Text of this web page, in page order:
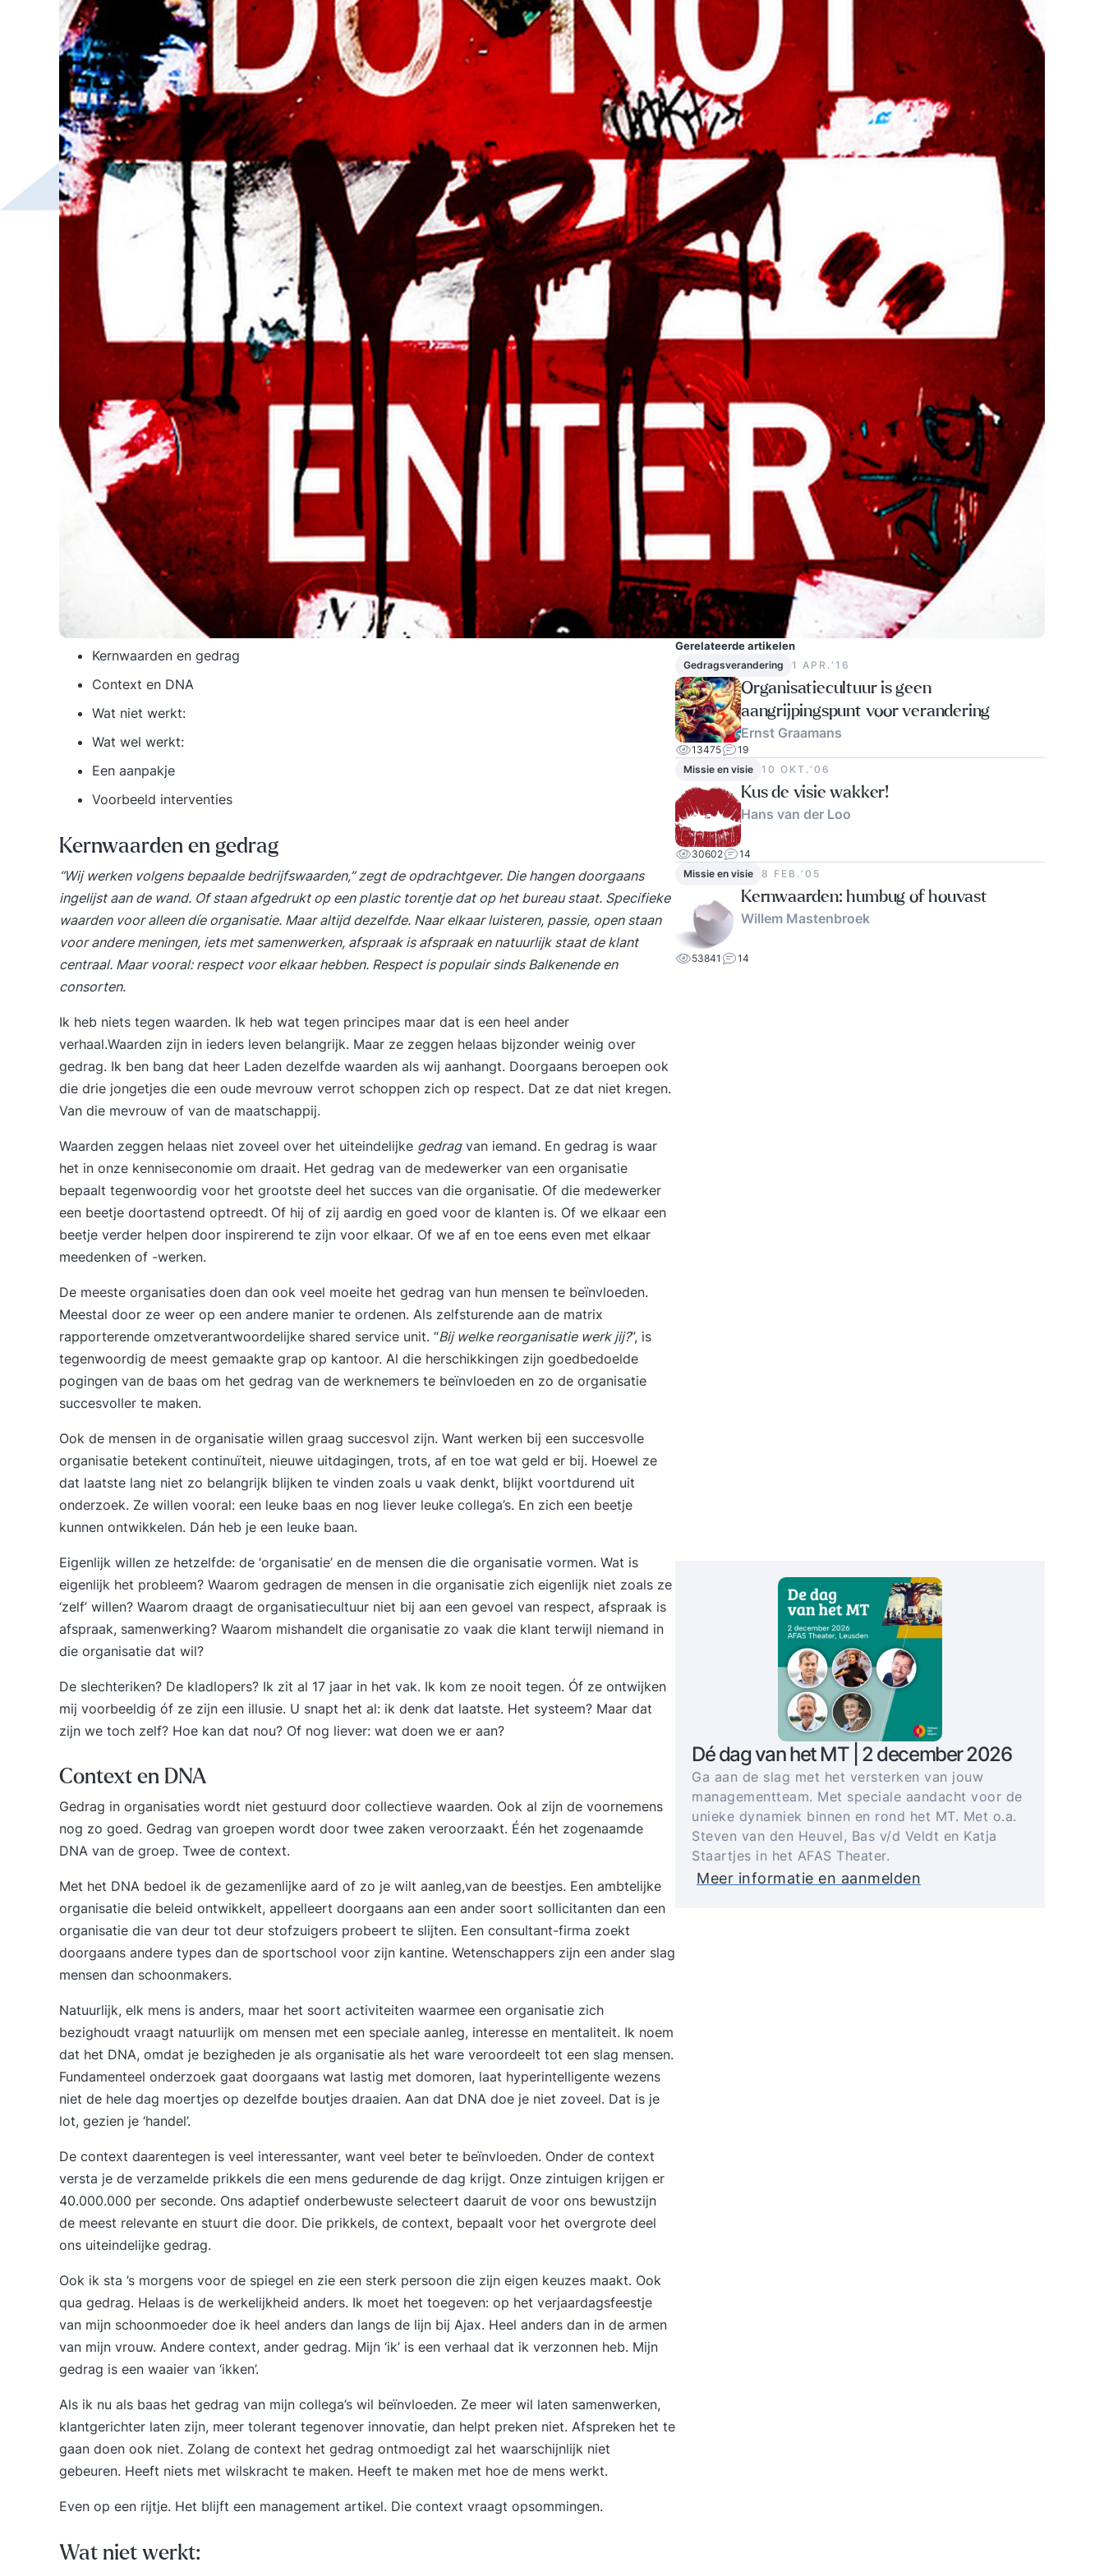
Kernwaarden en gedrag
Context en DNA
Wat niet werkt:
Wat wel werkt:
Een aanpakje
Voorbeeld interventies
Kernwaarden en gedrag
“Wij werken volgens bepaalde bedrijfswaarden,” zegt de opdrachtgever. Die hangen doorgaans
ingelijst aan de wand. Of staan afgedrukt op een plastic torentje dat op het bureau staat. Specifieke
waarden voor alleen díe organisatie. Maar altijd dezelfde. Naar elkaar luisteren, passie, open staan
voor andere meningen, iets met samenwerken, afspraak is afspraak en natuurlijk staat de klant
centraal. Maar vooral: respect voor elkaar hebben. Respect is populair sinds Balkenende en
consorten.
Ik heb niets tegen waarden. Ik heb wat tegen principes maar dat is een heel ander
verhaal.Waarden zijn in ieders leven belangrijk. Maar ze zeggen helaas bijzonder weinig over
gedrag. Ik ben bang dat heer Laden dezelfde waarden als wij aanhangt. Doorgaans beroepen ook
die drie jongetjes die een oude mevrouw verrot schoppen zich op respect. Dat ze dat niet kregen.
Van die mevrouw of van de maatschappij.
Waarden zeggen helaas niet zoveel over het uiteindelijke gedragvan iemand. En gedrag is waar
het in onze kenniseconomie om draait. Het gedrag van de medewerker van een organisatie
bepaalt tegenwoordig voor het grootste deel het succes van die organisatie. Of die medewerker
een beetje doortastend optreedt. Of hij of zij aardig en goed voor de klanten is. Of we elkaar een
beetje verder helpen door inspirerend te zijn voor elkaar. Of we af en toe eens even met elkaar
meedenken of -werken.
De meeste organisaties doen dan ook veel moeite het gedrag van hun mensen te beïnvloeden.
Meestal door ze weer op een andere manier te ordenen. Als zelfsturende aan de matrix
rapporterende omzetverantwoordelijke shared service unit. “Bij welke reorganisatie werk jij?”, is
tegenwoordig de meest gemaakte grap op kantoor. Al die herschikkingen zijn goedbedoelde
pogingen van de baas om het gedrag van de werknemers te beïnvloeden en zo de organisatie
succesvoller te maken.
Ook de mensen in de organisatie willen graag succesvol zijn. Want werken bij een succesvolle
organisatie betekent continuïteit, nieuwe uitdagingen, trots, af en toe wat geld er bij. Hoewel ze
dat laatste lang niet zo belangrijk blijken te vinden zoals u vaak denkt, blijkt voortdurend uit
onderzoek. Ze willen vooral: een leuke baas en nog liever leuke collega’s. En zich een beetje
kunnen ontwikkelen. Dán heb je een leuke baan.
Eigenlijk willen ze hetzelfde: de ‘organisatie’ en de mensen die die organisatie vormen. Wat is
eigenlijk het probleem? Waarom gedragen de mensen in die organisatie zich eigenlijk niet zoals ze
‘zelf’ willen? Waarom draagt de organisatiecultuur niet bij aan een gevoel van respect, afspraak is
afspraak, samenwerking? Waarom mishandelt die organisatie zo vaak die klant terwijl niemand in
die organisatie dat wil?
De slechteriken? De kladlopers? Ik zit al 17 jaar in het vak. Ik kom ze nooit tegen. Óf ze ontwijken
mij voorbeeldig óf ze zijn een illusie. U snapt het al: ik denk dat laatste. Het systeem? Maar dat
zijn we toch zelf? Hoe kan dat nou? Of nog liever: wat doen we er aan?
Context en DNA
Gedrag in organisaties wordt niet gestuurd door collectieve waarden. Ook al zijn de voornemens
nog zo goed. Gedrag van groepen wordt door twee zaken veroorzaakt. Één het zogenaamde
DNA van de groep. Twee de context.
Met het DNA bedoel ik de gezamenlijke aard of zo je wilt aanleg,van de beestjes. Een ambtelijke
organisatie die beleid ontwikkelt, appelleert doorgaans aan een ander soort sollicitanten dan een
organisatie die van deur tot deur stofzuigers probeert te slijten. Een consultant-firma zoekt
doorgaans andere types dan de sportschool voor zijn kantine. Wetenschappers zijn een ander slag
mensen dan schoonmakers.
Natuurlijk, elk mens is anders, maar het soort activiteiten waarmee een organisatie zich
bezighoudt vraagt natuurlijk om mensen met een speciale aanleg, interesse en mentaliteit. Ik noem
dat het DNA, omdat je bezigheden je als organisatie als het ware veroordeelt tot een slag mensen.
Fundamenteel onderzoek gaat doorgaans wat lastig met domoren, laat hyperintelligente wezens
niet de hele dag moertjes op dezelfde boutjes draaien. Aan dat DNA doe je niet zoveel. Dat is je
lot, gezien je ‘handel’.
De context daarentegen is veel interessanter, want veel beter te beïnvloeden. Onder de context
versta je de verzamelde prikkels die een mens gedurende de dag krijgt. Onze zintuigen krijgen er
40.000.000 per seconde. Ons adaptief onderbewuste selecteert daaruit de voor ons bewustzijn
de meest relevante en stuurt die door. Die prikkels, de context, bepaalt voor het overgrote deel
ons uiteindelijke gedrag.
Ook ik sta ’s morgens voor de spiegel en zie een sterk persoon die zijn eigen keuzes maakt. Ook
qua gedrag. Helaas is de werkelijkheid anders. Ik moet het toegeven: op het verjaardagsfeestje
van mijn schoonmoeder doe ik heel anders dan langs de lijn bij Ajax. Heel anders dan in de armen
van mijn vrouw. Andere context, ander gedrag. Mijn ‘ik’ is een verhaal dat ik verzonnen heb. Mijn
gedrag is een waaier van ‘ikken’.
Als ik nu als baas het gedrag van mijn collega’s wil beïnvloeden. Ze meer wil laten samenwerken,
klantgerichter laten zijn, meer tolerant tegenover innovatie, dan helpt preken niet. Afspreken het te
gaan doen ook niet. Zolang de context het gedrag ontmoedigt zal het waarschijnlijk niet
gebeuren. Heeft niets met wilskracht te maken. Heeft te maken met hoe de mens werkt.
Even op een rijtje. Het blijft een management artikel. Die context vraagt opsommingen.
Wat niet werkt:
Gerelateerde artikelen
Gedragsverandering 1 APR.‘16
Organisatiecultuur is geen
aangrijpingspunt voor verandering
Ernst Graamans
13475
19
Missie en visie
10 OKT.‘06
Kus de visie wakker!
Hans van der Loo
30602
14
Missie en visie
8 FEB.‘05
Kernwaarden: humbug of houvast
Willem Mastenbroek
53841 14
Dé dag van het MT | 2 december 2026
Ga aan de slag met het versterken van jouw
managementteam. Met speciale aandacht voor de
unieke dynamiek binnen en rond het MT. Met o.a.
Steven van den Heuvel, Bas v/d Veldt en Katja
Staartjes in het AFAS Theater.
Meer informatie en aanmelden